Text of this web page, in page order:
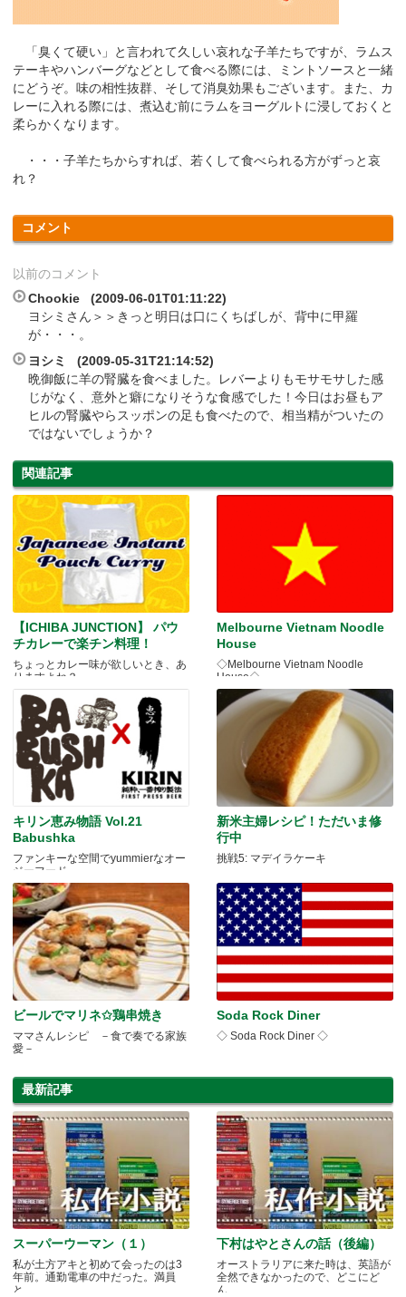
「臭くて硬い」と言われて久しい哀れな子羊たちですが、ラムス
テーキやハンバーグなどとして食べる際には、ミントソースと一緒
にどうぞ。味の相性抜群、そして消臭効果もございます。また、カ
レーに入れる際には、煮込む前にラムをヨーグルトに浸しておくと
柔らかくなります。
・・・子羊たちからすれば、若くして食べられる方がずっと哀
れ？
コメント
以前のコメント
Chookie (2009-06-01T01:11:22)
ヨシミさん＞＞きっと明日は口にくちばしが、背中に甲羅
が・・・。
ヨシミ (2009-05-31T21:14:52)
晩御飯に羊の腎臓を食べました。レバーよりもモサモサした感
じがなく、意外と癖になりそうな食感でした！今日はお昼もア
ヒルの腎臓やらスッポンの足も食べたので、相当精がついたの
ではないでしょうか？
関連記事
【ICHIBA JUNCTION】 パウ
チカレーで楽チン料理！
ちょっとカレー味が欲しいとき、あ
りますよね？
Melbourne Vietnam Noodle
House
◇Melbourne Vietnam Noodle
House◇
キリン恵み物語 Vol.21
Babushka
ファンキーな空間でyummierなオー
ジーフード
新米主婦レシピ！ただいま修
行中
挑戦5: マデイラケーキ
ビールでマリネ✩鶏串焼き
ママさんレシピ －食で奏でる家族
愛－
Soda Rock Diner
◇ Soda Rock Diner ◇
最新記事
スーパーウーマン（１）
私が土方アキと初めて会ったのは3
年前。通勤電車の中だった。満員
と.....
下村はやとさんの話（後編）
オーストラリアに来た時は、英語が
全然できなかったので、どこにど
ん.....